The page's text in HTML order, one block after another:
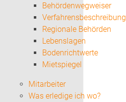
Behördenwegweiser
Verfahrensbeschreibung
Regionale Behörden
Lebenslagen
Bodenrichtwerte
Mietspiegel
Mitarbeiter
Was erledige ich wo?